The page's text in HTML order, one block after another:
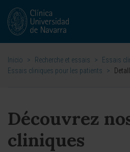
Inicio > Recherche et essais > Essais
Essais cliniques pour les patients
>
Découvrez
cliniques